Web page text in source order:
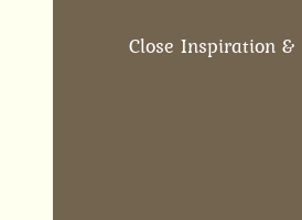
Close Inspiration &